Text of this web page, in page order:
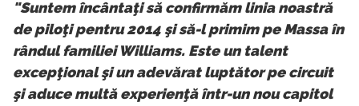
"Suntem încântaţi să confirmăm linia noastră
de piloţi pentru 2014 şi să-l primim pe Massa în
rândul familiei Williams. Este un talent
excepţional şi un adevărat luptător pe circuit
şi aduce multă experienţă într-un nou capitol